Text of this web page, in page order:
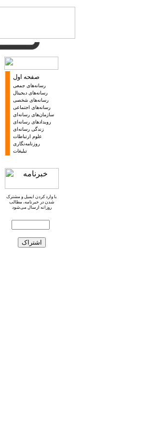
صفحه اول
رسانه‌های جمعی
رسانه‌های دیجیتال
رسانه‌های شخصی
رسانه‌های اجتماعی
سازمان‌های رسانه‌ای
رویدادهای رسانه‌ای
زندگی رسانه‌ای
علوم ارتباطات
روزنامه‌نگاری
تبلیغات
با وارد کردن ایمیل و مشترک
شدن در خبرنامه، مطالب
روزانه ارسال می‌شود